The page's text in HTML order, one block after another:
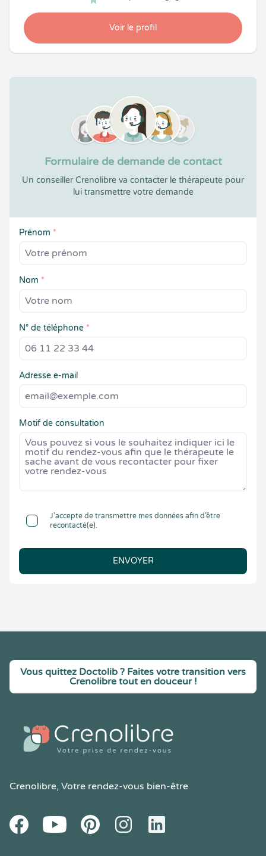
Voir le profil
Formulaire de demande de contact
Un conseiller Crenolibre va contacter le thérapeute pour
lui transmettre votre demande
Prénom *
Nom *
N° de téléphone *
Adresse e-mail
Motif de consultation
J’accepte de transmettre mes données afin d’être
recontacté(e).
ENVOYER
Vous quittez Doctolib ? Faites votre transition vers
Crenolibre tout en douceur !
Crenolibre, Votre rendez-vous bien-être
FacebookYoutube PinteresetInstagramLinkedIn